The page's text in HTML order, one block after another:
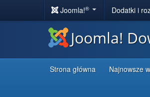
Joomla!® Dodatki i
Joomla!
Strona główna Najnowsze